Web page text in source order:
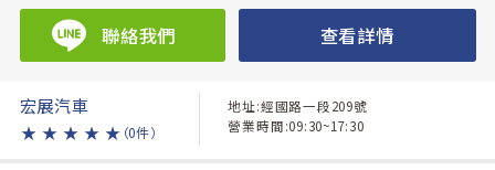
聯絡我們 查看詳情
宏展汽車
★ ★ ★ ★ ★ （0件）
地址:經國路一段209號
營業時間:09:30~17:30